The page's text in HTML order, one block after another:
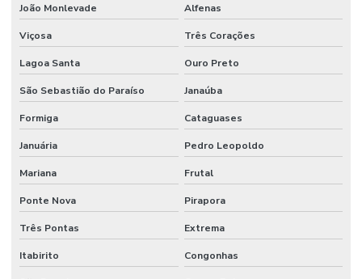
João Monlevade Alfenas
Viçosa Três Corações
Lagoa Santa Ouro Preto
São Sebastião do Paraíso Janaúba
Formiga Cataguases
Januária Pedro Leopoldo
Mariana Frutal
Ponte Nova Pirapora
Três Pontas Extrema
Itabirito Congonhas